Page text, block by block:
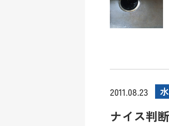
2011.08.23
ナイス判断